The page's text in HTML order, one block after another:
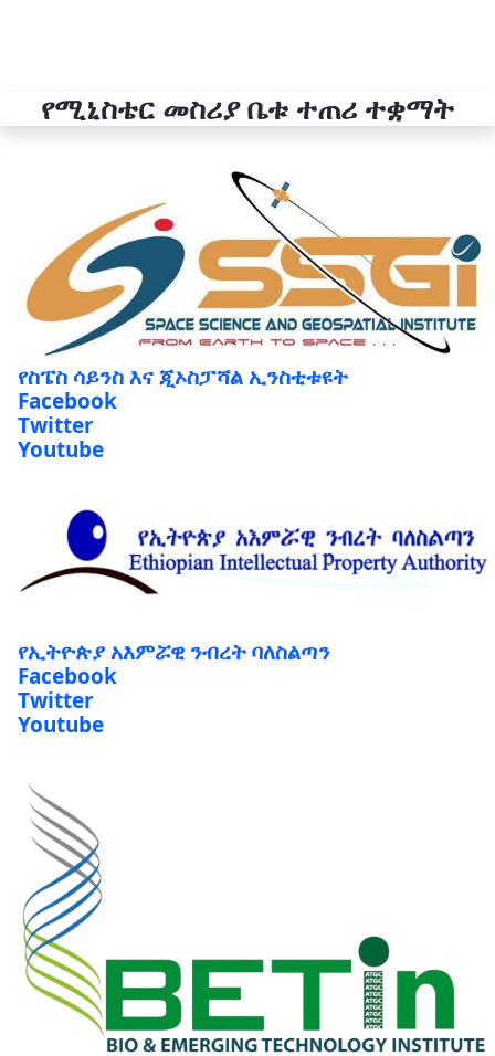
የሚኒስቴር መስሪያ ቤቱ ተጠሪ ተቋማት
የስፔስ ሳይንስ እና ጂኦስፓሻል ኢንስቲቱዩት
Facebook
Twitter
Youtube
የኢትዮጵያ አእምሯዊ ንብረት ባለስልጣን
Facebook
Twitter
Youtube